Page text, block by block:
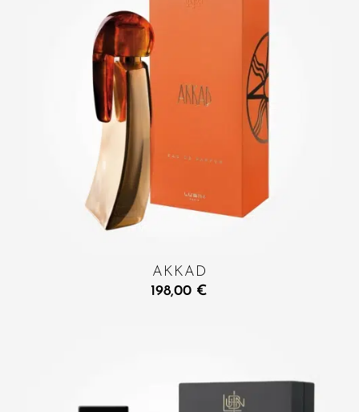
AKKAD
198,00 €